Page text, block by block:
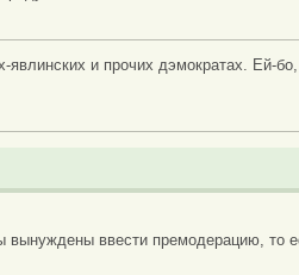
и прочих дэмократах. Ей-
ввести премодерацию, то